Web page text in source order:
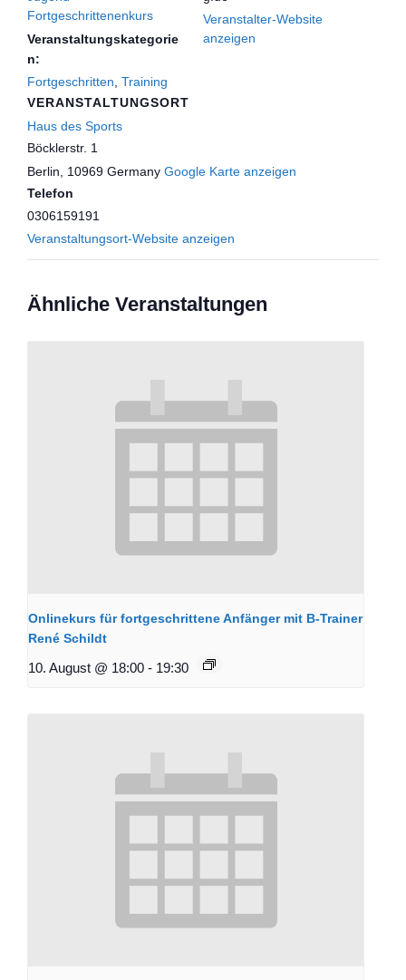
Fortgeschrittenenkurs
Veranstaltungskategorie
n:
Fortgeschritten Training
VERANSTALTUNGSORT
Haus des Sports
Böcklerstr. 1
Berlin
10969 Germany Google Karte anzeigen
Telefon
0306159191
Veranstaltungsort-Website anzeigen
Veranstalter-Website
anzeigen
Ähnliche Veranstaltungen
Onlinekurs für fortgeschrittene Anfänger mit B-Trainer
René Schildt
10. August @ 18:00 - 19:30